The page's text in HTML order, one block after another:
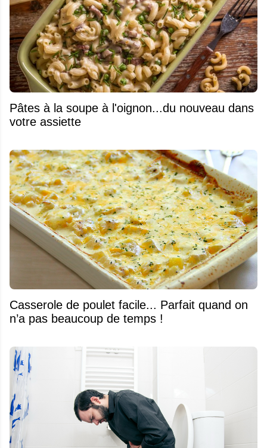
Pâtes à la soupe à l'oignon...du nouveau dans
votre assiette
Casserole de poulet facile... Parfait quand on
n’a pas beaucoup de temps !